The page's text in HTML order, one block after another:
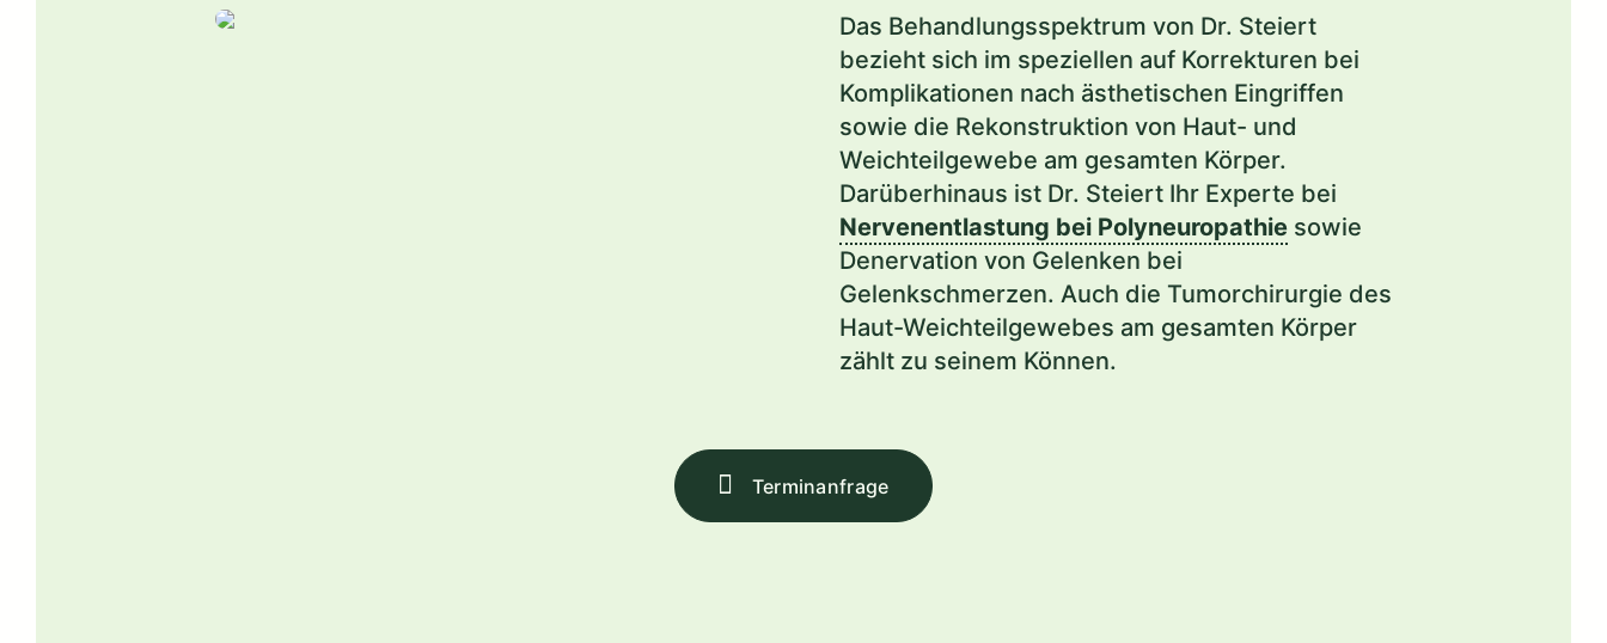
Das Behandlungsspektrum von Dr. Steiert
bezieht sich im speziellen auf Korrekturen bei
Komplikationen nach ästhetischen Eingriffen
sowie die Rekonstruktion von Haut- und
Weichteilgewebe am gesamten Körper.
Darüberhinaus ist Dr. Steiert Ihr Experte bei
Nervenentlastung bei Polyneuropathie sowie
Denervation von Gelenken bei
Gelenkschmerzen. Auch die Tumorchirurgie des
Haut-Weichteilgewebes am gesamten Körper
zählt zu seinem Können.
Terminanfrage